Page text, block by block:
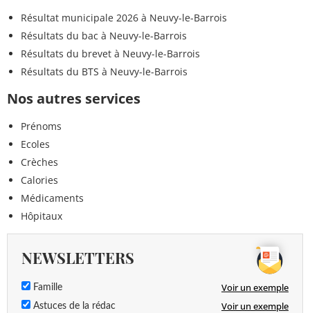
Résultat municipale 2026 à Neuvy-le-Barrois
Résultats du bac à Neuvy-le-Barrois
Résultats du brevet à Neuvy-le-Barrois
Résultats du BTS à Neuvy-le-Barrois
Nos autres services
Prénoms
Ecoles
Crèches
Calories
Médicaments
Hôpitaux
NEWSLETTERS
Famille Voir un exemple
Astuces de la rédac Voir un exemple